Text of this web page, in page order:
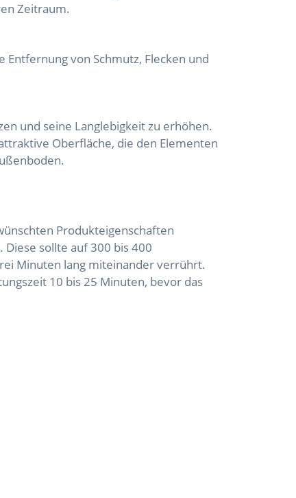
Zeitraum.
Entfernung von Schmutz, Flecken und
und seine Langlebigkeit zu erhöhen.
Oberfläche, die den Elementen
Produkteigenschaften
sollte auf 300 bis 400
Minuten lang miteinander verrührt.
10 bis 25 Minuten, bevor das